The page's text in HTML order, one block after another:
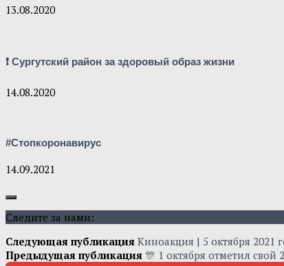
13.08.2020
❗ Сургутский район за здоровый образ жизни
14.08.2020
#Стопкоронавирус
14.09.2021
Следите за нами:
Следующая публикация Киноакция | 5 октября 2021
Предыдущая публикация 🎊 1 октября отметил